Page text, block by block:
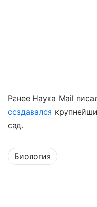
Ранее Наука Mail
создавался
сад.
Биология